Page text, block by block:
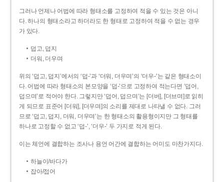
그러나 언제나 어법에 따라 형태소를 고정하여 적을 수 있는 것은 아니
다. 하나의 형태소라고 하더라도 한 형태로 고정하여 적을 수 없는 경우
가 있다.
덥고, 덥지
더워, 더우며
위의 ‘덥고, 덥지’에서의 ‘덥-­’과 ‘더워, 더우며’의 ‘더우-­’는 같은 형태소이
다. 어법에 따라 형태소의 본모양을 ‘덥-­’으로 고정하여 적는다면 ‘덥어,
덥으며’로 적어야 한다. 그렇지만 ‘덥어, 덥으며’는 [더버], [더브며]로 읽히
게 되므로 표준어 [더워], [더우며]의 소리를 제대로 나타낼 수 없다. 그러
므로 ‘덥고, 덥지, 더워, 더우며’는 한 형태소의 활용형이지만 그 형태를
하나로 고정할 수 없고 ‘덥-’, ‘더우-’ 두 가지로 적게 된다.
이는 체언에 결합하는 조사나 용언 어간에 결합하는 어미도 마찬가지다.
하늘이/바다가
잡아/접어